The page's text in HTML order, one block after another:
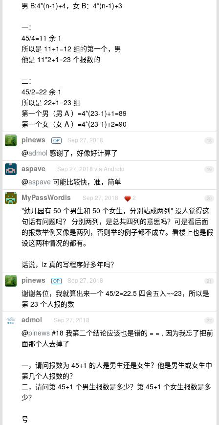
男 B:4*(n-1)+4，女 B：4*(n-1)+3
一：
45/4=11 余 1
所以是 11+1=12 组的第一个，男
他是 11*2+1=23 个报数的
二：
45/2=22 余 1
所以是 22+1=23 组
第一个男（男 A ）=4*(23-1)+1=89
第一个女（女 A ）=4*(23-1)+2=90
18
pinews OP Sep 27, 2018
@admol 感谢了，好像好计算了
19
aspave Sep 27, 2018 via Android
@aspave 可能比较快，准，简单
20
MyPassWordis Sep 27, 2018 2
"幼儿园有 50 个男生和 50 个女生，分别站成两列" 没人觉得这
句话有问题吗？ 分别两列，是总共四列的意思吗？可是看后面
的报数举例又像是两列，否则举的例子都不成立。看楼上也是假
设这两种情况的都有。
话说，lz 真的写程序好多年吗？
21
pinews OP Sep 27, 2018
谢谢各位，我就算出来一个 45/2=22.5 四舍五入~~23，所以是
第 23 个人报的数
22
admol Sep 27, 2018
@pinews #18 我第二个结论应该也是错的 = = , 因为我忘了把前
面那个人去掉了
一，请问报数为 45+1 的人是男生还是女生？他是男生或女生中
第几个人报数的？
二，请问第 45+1 个男生报数是多少？第 45+1 个女生报数是多
少？
号